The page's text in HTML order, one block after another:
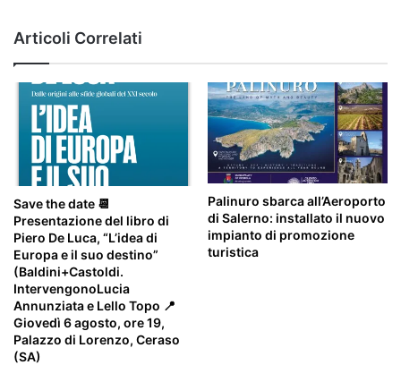
ITALIANA
Articoli Correlati
Save the date 📆
Presentazione del libro di
Piero De Luca, “L’idea di
Europa e il suo destino”
(Baldini+Castoldi.
IntervengonoLucia
Annunziata e Lello Topo 📍
Giovedì 6 agosto, ore 19,
Palazzo di Lorenzo, Ceraso
(SA)
Palinuro sbarca all’Aeroporto
di Salerno: installato il nuovo
impianto di promozione
turistica